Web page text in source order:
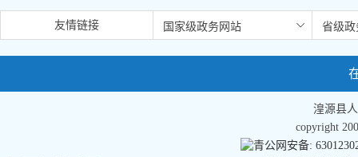
友情链接
湟源县
copyright
青公网安备: